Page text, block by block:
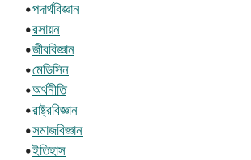
•পদার্থবিজ্ঞান
•রসায়ন
•জীববিজ্ঞান
•মেডিসিন
•অর্থনীতি
•রাষ্ট্রবিজ্ঞান
•সমাজবিজ্ঞান
•ইতিহাস